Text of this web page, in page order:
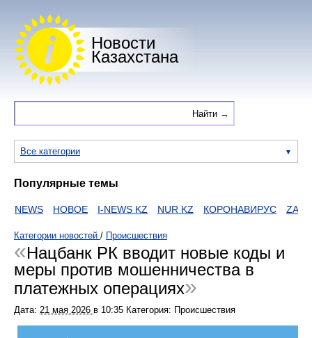
Новости
Казахстана
Все категории
Популярные темы
NEWS НОВОЕ I-NEWS KZ NUR KZ КОРОНАВИРУС ZAKON
Категории новостей / Происшествия
Нацбанк РК вводит новые коды и
меры против мошенничества в
платежных операциях
Дата: 21 мая 2026 в 10:35 Категория: Происшествия